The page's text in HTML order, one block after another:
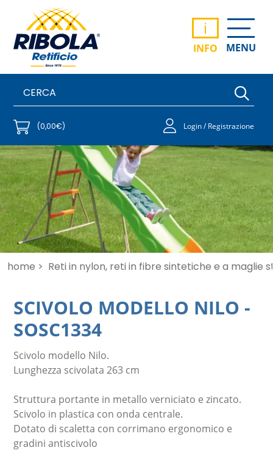
i
INFO MENU
(0,00€) Login / Registrazione
home > Reti in nylon, reti in fibre sintetiche e a maglie
SCIVOLO MODELLO NILO -
SOSC1334
Scivolo modello Nilo.
Lunghezza scivolata 263 cm
Struttura portante in metallo verniciato e zincato.
Scivolo in plastica con onda centrale.
Dotato di scaletta con corrimano ergonomico e
gradini antiscivolo